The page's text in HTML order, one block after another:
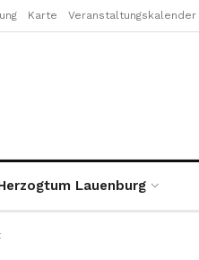
Karte Veranstaltungskalender
Lauenburg